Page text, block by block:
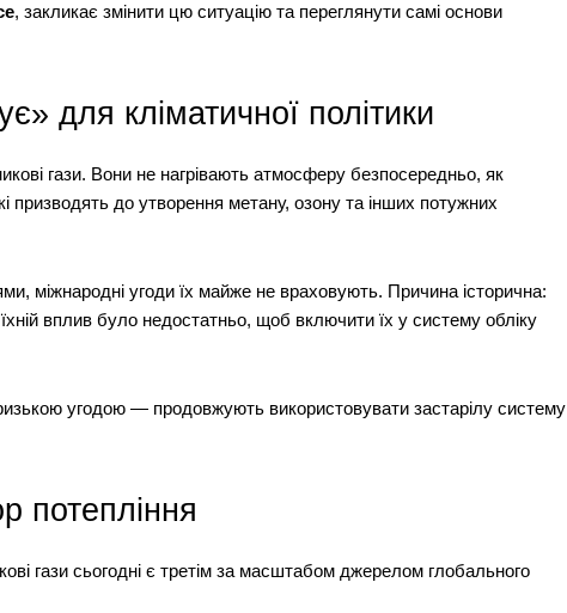
, закликає змінити цю ситуацію та переглянути самі основи
для кліматичної політики
гази. Вони не нагрівають атмосферу безпосередньо, як
призводять до утворення метану, озону та інших потужних
міжнародні угоди їх майже не враховують. Причина історична:
вплив було недостатньо, щоб включити їх у систему обліку
угодою — продовжують використовувати застарілу систему
потепління
гази сьогодні є третім за масштабом джерелом глобального